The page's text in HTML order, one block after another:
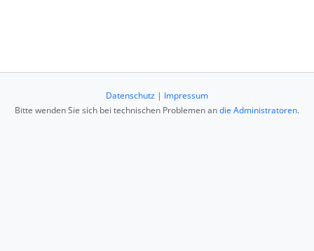
Datenschutz | Impressum
Bitte wenden Sie sich bei technischen Problemen andie Administratoren.